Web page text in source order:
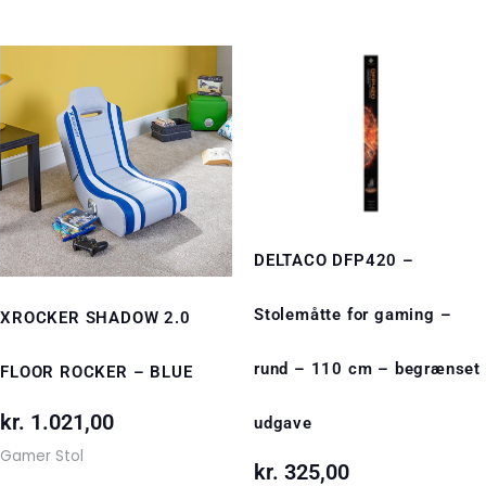
XROCKER SHADOW 2.0
FLOOR ROCKER – BLUE
kr. 1.021,00
Gamer Stol
DELTACO DFP420 –
Stolemåtte for gaming –
rund – 110 cm – begrænset
udgave
kr. 325,00